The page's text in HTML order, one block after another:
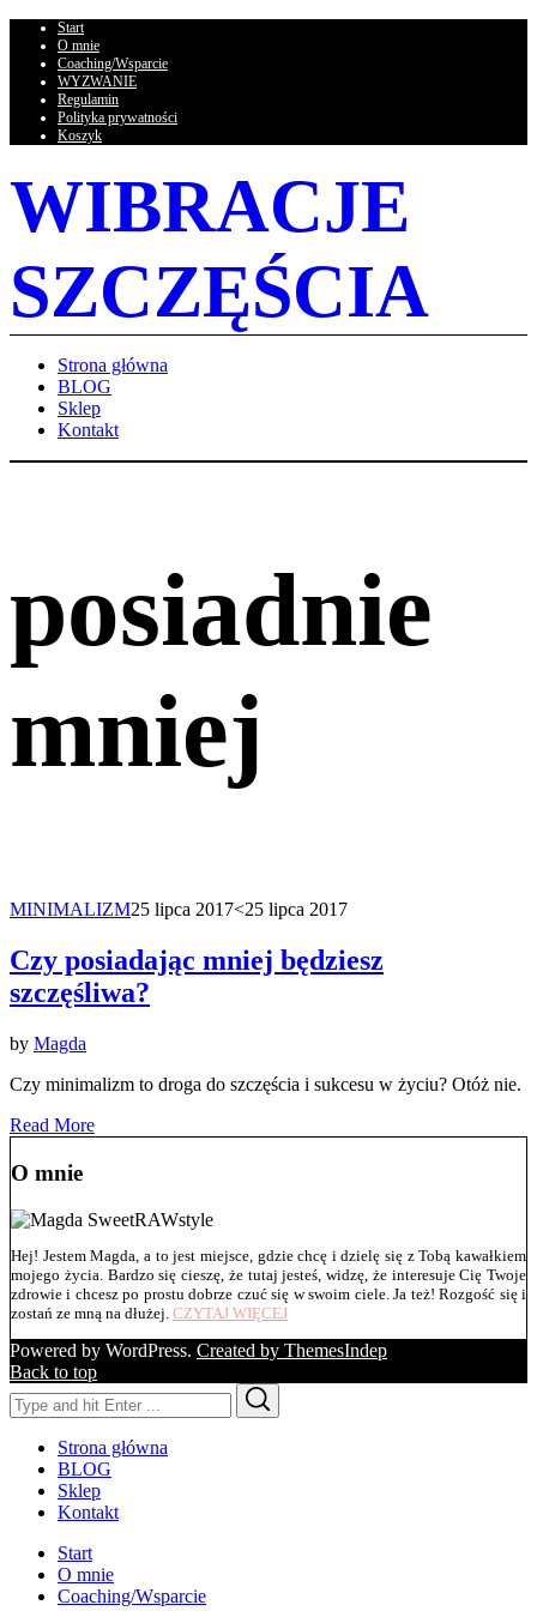
Start
O mnie
Coaching/Wsparcie
WYZWANIE
Regulamin
Polityka prywatności
Koszyk
WIBRACJE
SZCZĘŚCIA
Strona główna
BLOG
Sklep
Kontakt
posiadnie
mniej
MINIMALIZM25 lipca 2017<25 lipca 2017
Czy posiadając mniej będziesz
szczęśliwa?
by Magda
Czy minimalizm to droga do szczęścia i sukcesu w życiu? Otóż nie.
Read More
O mnie
Hej! Jestem Magda, a to jest miejsce, gdzie chcę i dzielę się z Tobą kawałkiem
mojego życia. Bardzo się cieszę, że tutaj jesteś, widzę, że interesuje Cię Twoje
zdrowie i chcesz po prostu dobrze czuć się w swoim ciele. Ja też! Rozgość się i
zostań ze mną na dłużej. CZYTAJ WIĘCEJ
Powered by WordPress. Created by ThemesIndep
Back to top
Search
for:
Strona główna
BLOG
Sklep
Kontakt
Start
O mnie
Coaching/Wsparcie